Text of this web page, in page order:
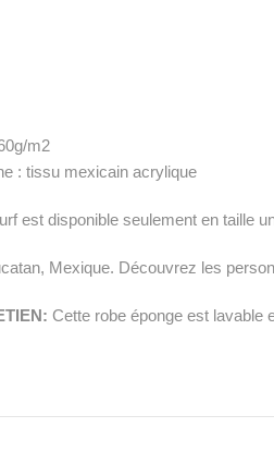
m2
: tissu mexicain acrylique
est disponible seulement en taille
Mexique. Découvrez les
Cette robe éponge est lavable